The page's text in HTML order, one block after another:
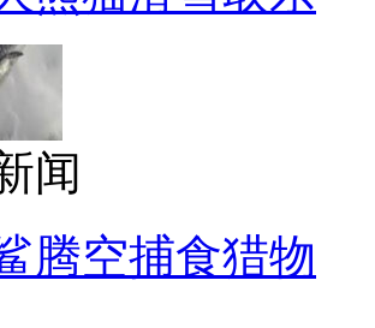
闻
腾空捕食猎物